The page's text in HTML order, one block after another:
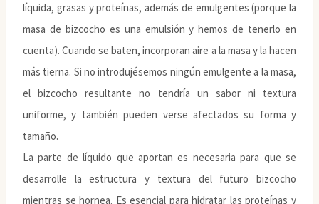
líquida, grasas y proteínas, además de emulgentes (porque la
masa de bizcocho es una emulsión y hemos de tenerlo en
cuenta). Cuando se baten, incorporan aire a la masa y la hacen
más tierna. Si no introdujésemos ningún emulgente a la masa,
el bizcocho resultante no tendría un sabor ni textura
uniforme, y también pueden verse afectados su forma y
tamaño.
La parte de líquido que aportan es necesaria para que se
desarrolle la estructura y textura del futuro bizcocho
mientras se hornea. Es esencial para hidratar las proteínas y